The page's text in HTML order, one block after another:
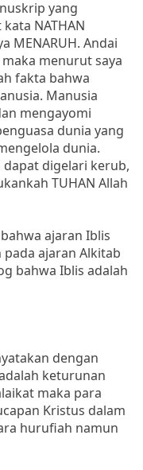
yang
NATHAN
MENARUH. Andai
menurut saya
fakta bahwa
Manusia
mengayomi
dunia yang
dunia.
digelari kerub,
TUHAN Allah
ajaran Iblis
ajaran Alkitab
bahwa Iblis adalah
dengan
keturunan
maka para
Kristus dalam
hurufiah namun